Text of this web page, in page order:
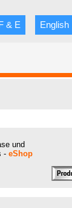
F & E English
und
- eShop